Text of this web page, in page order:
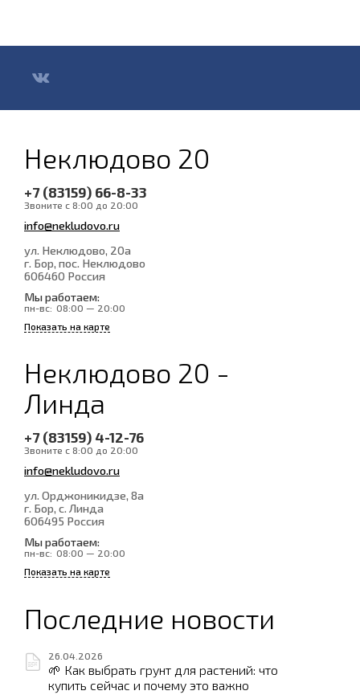
Неклюдово 20
+7 (83159) 66-8-33
Звоните с 8:00 до 20:00
info@nekludovo.ru
ул. Неклюдово, 20а
г. Бор, пос. Неклюдово
606460 Россия
Мы работаем:
пн-вс: 08:00 — 20:00
Показать на карте
Неклюдово 20 -
Линда
+7 (83159) 4-12-76
Звоните с 8:00 до 20:00
info@nekludovo.ru
ул. Орджоникидзе, 8а
г. Бор, с. Линда
606495 Россия
Мы работаем:
пн-вс: 08:00 — 20:00
Показать на карте
Последние новости
26.04.2026
🌱 Как выбрать грунт для растений: что
купить сейчас и почему это важно